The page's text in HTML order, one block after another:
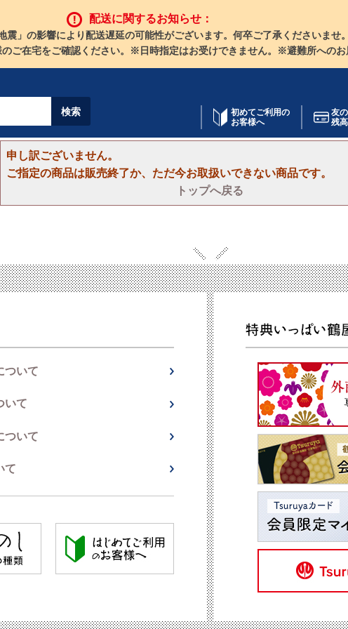
配送に関するお知らせ：
震」の影響により配送遅延の可能性がございます。何卒ご了承くださいませ。
ご在宅をご確認ください。※日時指定はお受けできません。※避難所へのお
初めてご利用の
お客様へ
友
残
申し訳ございません。
ご指定の商品は販売終了か、ただ今お取扱いできない商品です。
トップへ戻る
ついて
いて
ついて
て